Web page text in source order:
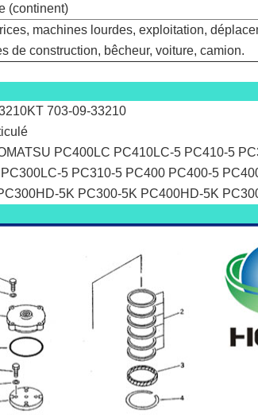
(continent)
machines lourdes, exploitation,
de construction, bêcheur, voiture, camion.
703-09-33210
PC400LC PC410LC-5 PC410-5
5 PC310-5 PC400 PC400-5
5K PC300-5K PC400HD-5K